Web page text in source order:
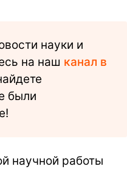
науки и
на наш канал в
были
научной работы